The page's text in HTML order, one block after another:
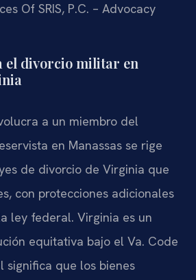
Of SRIS, P.C. – Advocacy
el divorcio militar en
a un miembro del
en Manassas se rige
de divorcio de Virginia que
con protecciones adicionales
ley federal. Virginia es un
equitativa bajo el Va. Code
significa que los bienes